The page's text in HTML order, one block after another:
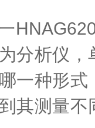
分析仪
一种形
其测量